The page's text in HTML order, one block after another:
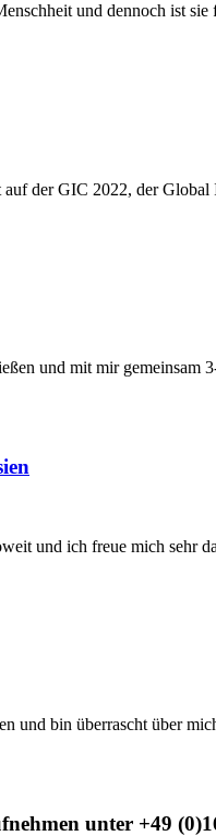
und dennoch ist
der GIC 2022, der
und mit mir
und ich freue mich sehr
und bin überrascht über
unter +49